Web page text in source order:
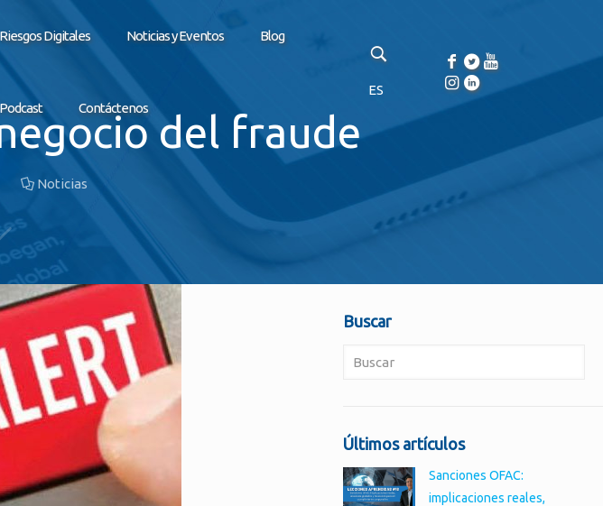
Riesgos Digitales Noticias y Eventos Blog
Podcast Contáctenos
ES
del fraude
Noticias
Buscar
Últimos artículos
Sanciones OFAC:
implicaciones reales,